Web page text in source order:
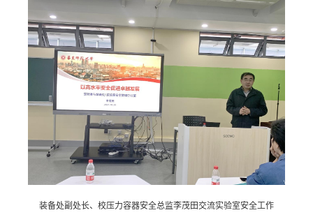
装备处副处长、校压力容器安全总监李茂田交流实验室安全工作